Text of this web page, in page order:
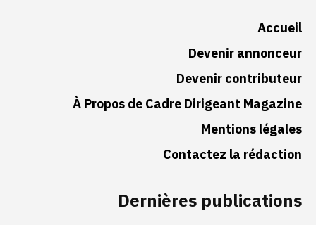
Accueil
Devenir annonceur
Devenir contributeur
À Propos de Cadre Dirigeant Magazine
Mentions légales
Contactez la rédaction
Dernières publications